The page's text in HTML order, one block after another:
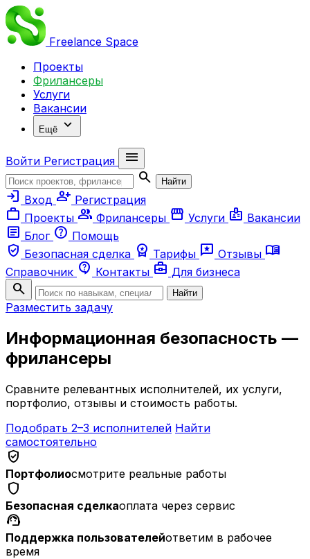
Freelance Space
Проекты
Фрилансеры
Услуги
Вакансии
Ещё expand_more
Войти Регистрация
menu
search
Найти
login Вход person_add Регистрация
work Проекты group Фрилансеры storefront Услуги badge Вакансии
article Блог help Помощь
verified_user Безопасная сделка workspace_premium Тарифы reviews Отзывы menu_book
Справочник contact_support Контакты business_center Для бизнеса
search Найти
Разместить задачу
Информационная безопасность —
фрилансеры
Сравните релевантных исполнителей, их услуги,
портфолио, отзывы и стоимость работы.
Подобрать 2–3 исполнителей Найти
самостоятельно
verified_user
Портфолиосмотрите реальные работы
shield
Безопасная сделкаоплата через сервис
support_agent
Поддержка пользователейответим в рабочее
время